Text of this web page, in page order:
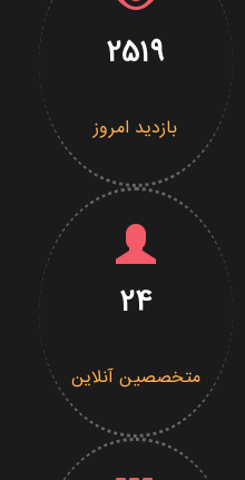
2519
بازدید امروز
24
متخصصین آنلاین